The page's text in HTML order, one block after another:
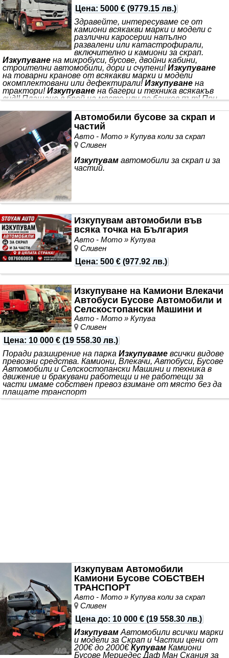
Цена: 5000 € (9779.15 лв.)
Здравейте, интересуваме се от
камиони всякакви марки и модели с
различни каросерии напълно
развалени или катастрофирали,
включително и камиони за скрап.
Изкупуване на микробуси, бусове, двойни кабини,
строителни автомобили, дори и счупени!Изкупуване
на товарни кранове от всякакви марки и модели
окомплектовани или дефектирали!Изкупуване на
трактори!Изкупуване на багери и техника всякакъв
вид!! Плащане в брой на място или по банков път! При
звънете на посочения телефон за връзка!
Автомобили бусове за скрап и
частий
Авто - Мото » Купува коли за скрап
Сливен
Изкупувам автомобили за скрап и за
частий.
Изкупувам автомобили във
всяка точка на България
Авто - Мото » Купува
Сливен
Цена: 500 € (977.92 лв.)
Изкупуване на Камиони Влекачи
Автобуси Бусове Автомобили и
Селскостопански Машини и
техника
Авто - Мото » Купува
Сливен
Цена: 10 000 € (19 558.30 лв.)
Поради разширение на парка Изкупуваме всички видове
превозни средства. Камиони, Влекачи, Автобуси, Бусове
Автомобили и Селскостопански Машини и техника в
движение и бракувани работещи и не работещи за
части имаме собствен превоз взимане от място без да
плащате транспорт
Изкупувам Автомобили
Камиони Бусове СОБСТВЕН
ТРАНСПОРТ
Авто - Мото » Купува коли за скрап
Сливен
Цена до: 10 000 € (19 558.30 лв.)
Изкупувам Автомобили всички марки
и модели за Скрап и Частии цени от
200€ до 2000€Купувам Камиони
Бусове Мерцедес Даф Ман Скания за